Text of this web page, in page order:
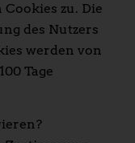
zu. Die
des Nutzers
werden von
Tage